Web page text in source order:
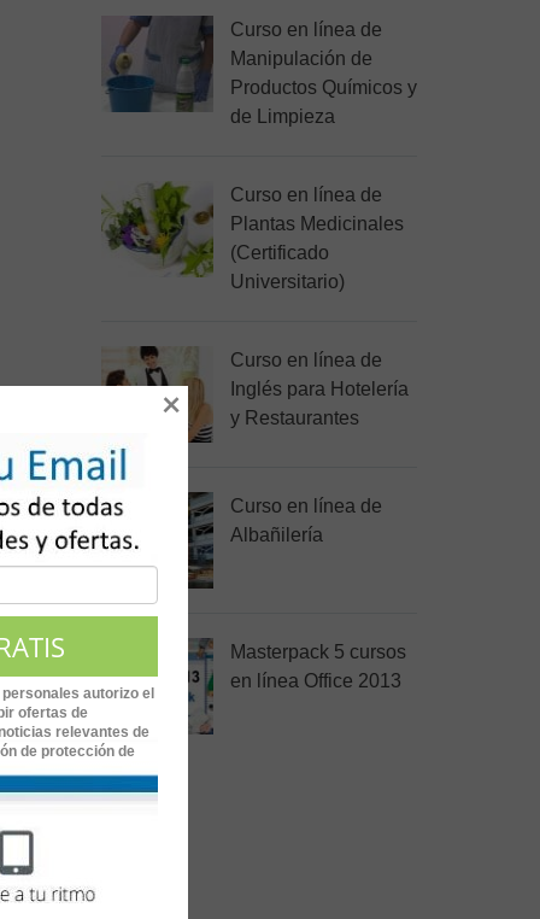
el
Curso en línea de
Manipulación de
Productos Químicos y
de Limpieza
Curso en línea de
Plantas Medicinales
(Certificado
Universitario)
Curso en línea de
Inglés para Hotelería
y Restaurantes
Curso en línea de
Albañilería
Masterpack 5 cursos
en línea Office 2013
autorizo el
ofertas de
relevantes de
de protección de
×